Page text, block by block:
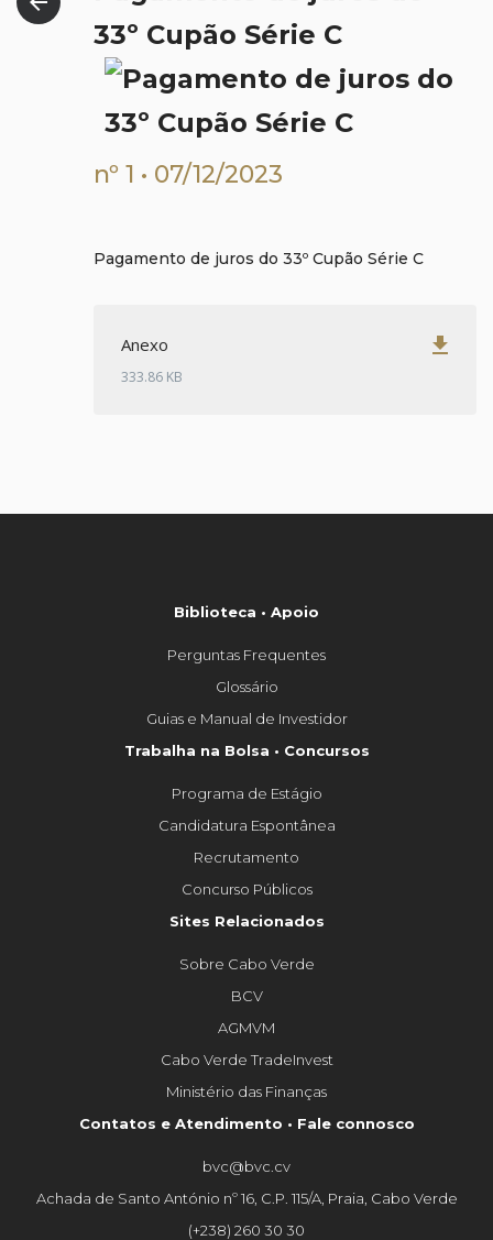
33º Cupão Série C
nº 1 • 07/12/2023
Pagamento de juros do 33º Cupão Série C
Anexo
333.86 KB
get_app
Biblioteca • Apoio
Perguntas Frequentes
Glossário
Guias e Manual de Investidor
Trabalha na Bolsa • Concursos
Programa de Estágio
Candidatura Espontânea
Recrutamento
Concurso Públicos
Sites Relacionados
Sobre Cabo Verde
BCV
AGMVM
Cabo Verde TradeInvest
Ministério das Finanças
Contatos e Atendimento • Fale connosco
bvc@bvc.cv
Achada de Santo António nº 16, C.P. 115/A, Praia, Cabo Verde
(+238) 260 30 30